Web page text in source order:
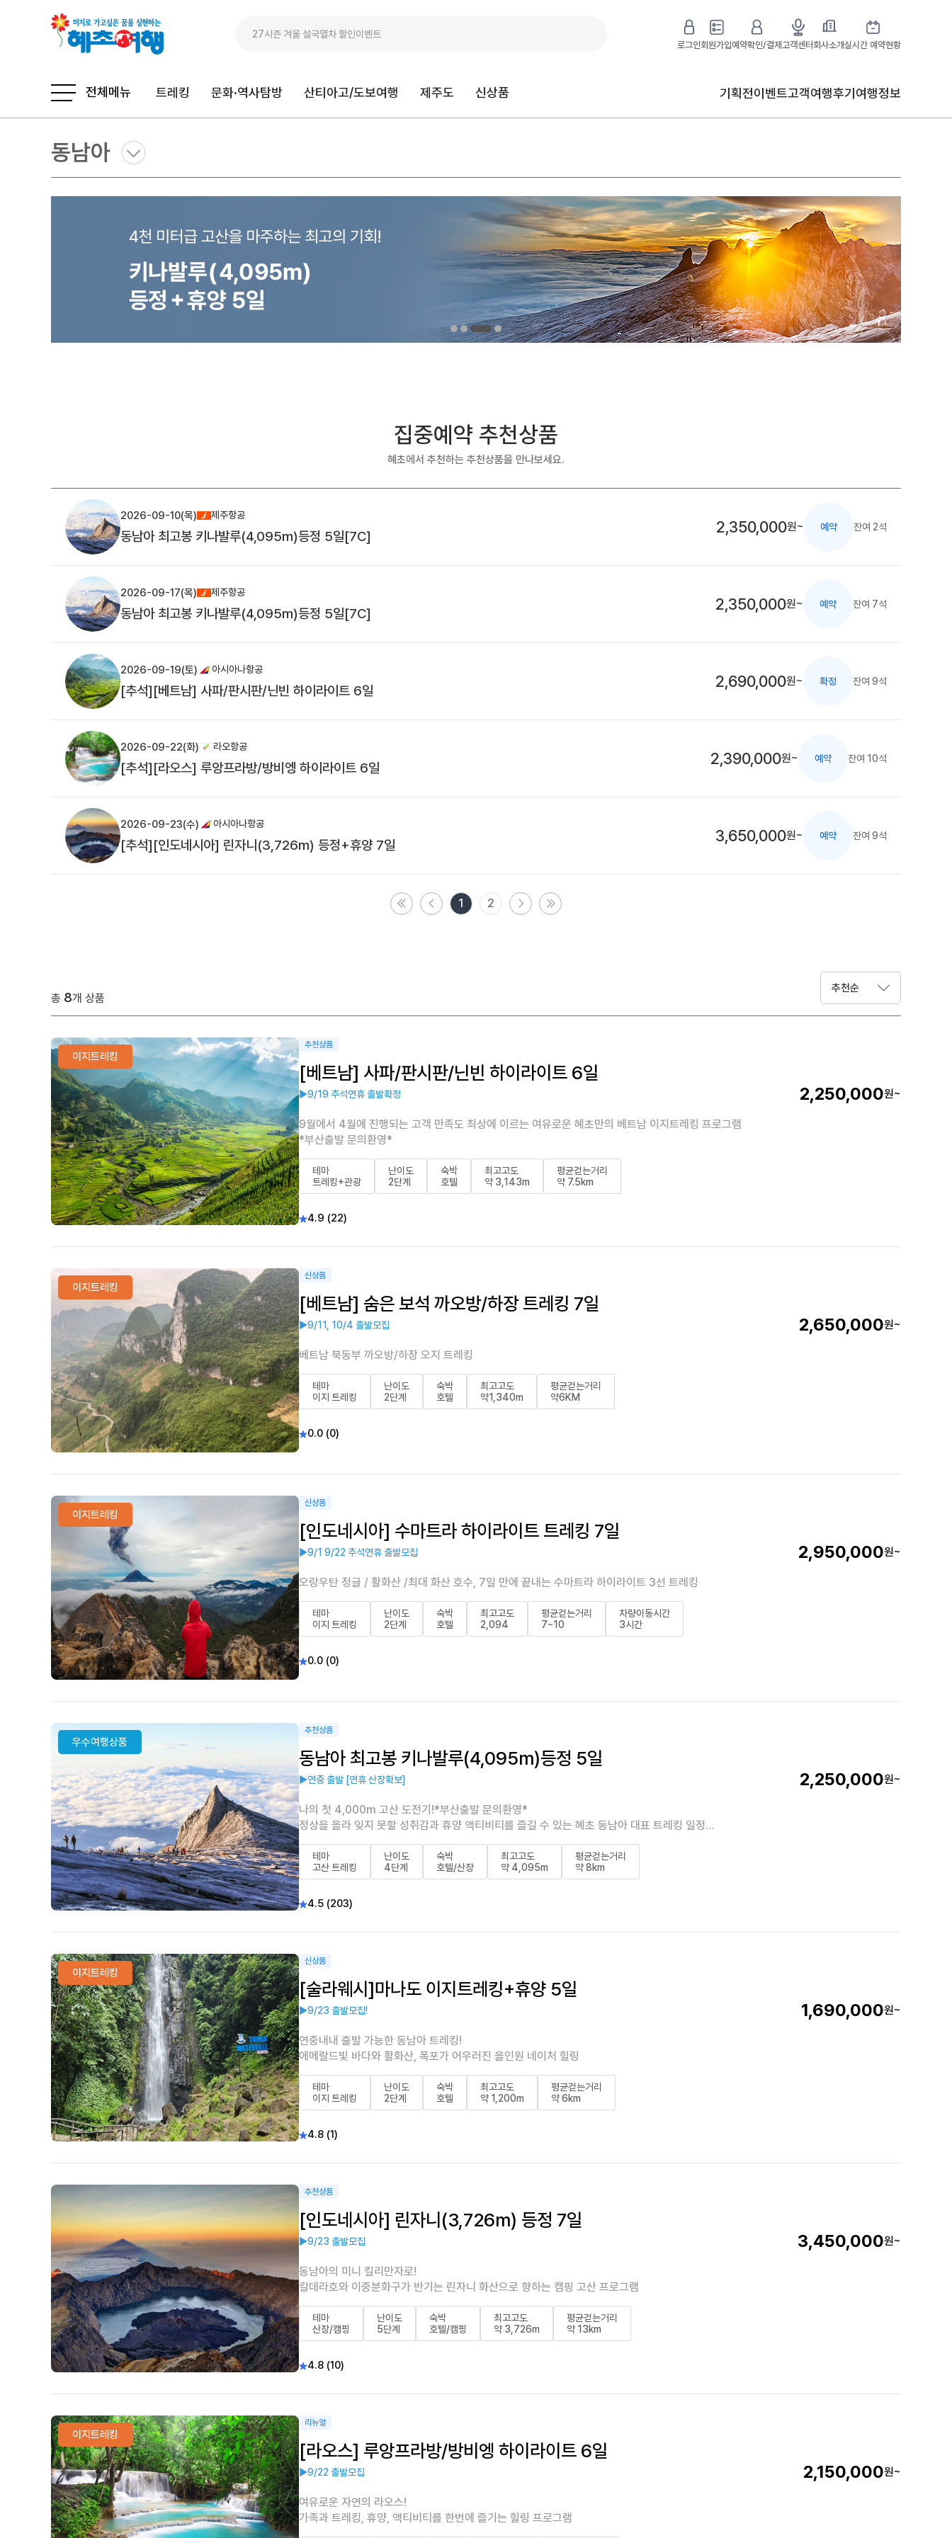
로그인회원가입예약확인/결제고객센터회사소개실시간 예약현황
전체메뉴 트레킹 문화·역사탐방 산티아고/도보여행 제주도 신상품 기획전이벤트고객여행후기여행정보
동남아
집중예약 추천상품
혜초에서 추천하는 추천상품을 만나보세요.
2026-09-10(목) 제주항공
동남아 최고봉 키나발루(4,095m)등정 5일[7C]
2,350,000원~ 예약 잔여 2석
2026-09-17(목) 제주항공
동남아 최고봉 키나발루(4,095m)등정 5일[7C]
2,350,000원~ 예약 잔여 7석
2026-09-19(토) 아시아나항공
[추석][베트남] 사파/판시판/닌빈 하이라이트 6일
2,690,000원~ 확정 잔여 9석
2026-09-22(화) 라오항공
[추석][라오스] 루앙프라방/방비엥 하이라이트 6일
2,390,000원~ 예약 잔여 10석
2026-09-23(수) 아시아나항공
[추석][인도네시아] 린자니(3,726m) 등정+휴양 7일
3,650,000원~ 예약 잔여 9석
1 2
총 8개 상품
이지트레킹
추천상품
[베트남] 사파/판시판/닌빈 하이라이트 6일
▶9/19 추석연휴 출발확정 2,250,000원~
9월에서 4월에 진행되는 고객 만족도 최상에 이르는 여유로운 혜초만의 베트남 이지트레킹 프로그램
*부산출발 문의환영*
테마
트레킹+관광
난이도
2단계
숙박
호텔
최고고도
약 3,143m
평균걷는거리
약 7.5km
4.9 (22)
이지트레킹
신상품
[베트남] 숨은 보석 까오방/하장 트레킹 7일
▶9/11, 10/4 출발모집 2,650,000원~
베트남 북동부 까오방/하장 오지 트레킹
테마
이지 트레킹
난이도
2단계
숙박
호텔
최고고도
약1,340m
평균걷는거리
약6KM
0.0 (0)
이지트레킹
신상품
[인도네시아] 수마트라 하이라이트 트레킹 7일
▶9/1 9/22 추석연휴 출발모집 2,950,000원~
오랑우탄 정글 / 활화산 /최대 화산 호수, 7일 만에 끝내는 수마트라 하이라이트 3선 트레킹
테마
이지 트레킹
난이도
2단계
숙박
호텔
최고고도
2,094
평균걷는거리
7~10
차량이동시간
3시간
0.0 (0)
우수여행상품
추천상품
동남아 최고봉 키나발루(4,095m)등정 5일
▶연중 출발 [연휴 산장확보] 2,250,000원~
나의 첫 4,000m 고산 도전기!*부산출발 문의환영*
정상을 올라 잊지 못할 성취감과 휴양 액티비티를 즐길 수 있는 혜초 동남아 대표 트레킹 일정
테마
고산 트레킹
난이도
4단계
숙박
호텔/산장
최고고도
약 4,095m
평균걷는거리
약 8km
4.5 (203)
이지트레킹
신상품
[술라웨시]마나도 이지트레킹+휴양 5일
▶9/23 출발모집! 1,690,000원~
연중내내 출발 가능한 동남아 트레킹!
에메랄드빛 바다와 활화산, 폭포가 어우러진 올인원 네이처 힐링
테마
이지 트레킹
난이도
2단계
숙박
호텔
최고고도
약 1,200m
평균걷는거리
약 6km
4.8 (1)
추천상품
[인도네시아] 린자니(3,726m) 등정 7일
▶9/23 출발모집 3,450,000원~
동남아의 미니 킬리만자로!
칼데라호와 이중분화구가 반기는 린자니 화산으로 향하는 캠핑 고산 프로그램
테마
산장/캠핑
난이도
5단계
숙박
호텔/캠핑
최고고도
약 3,726m
평균걷는거리
약 13km
4.8 (10)
이지트레킹
리뉴얼
[라오스] 루앙프라방/방비엥 하이라이트 6일
▶9/22 출발모집 2,150,000원~
여유로운 자연의 라오스!
가족과 트레킹, 휴양, 액티비티를 한번에 즐기는 힐링 프로그램